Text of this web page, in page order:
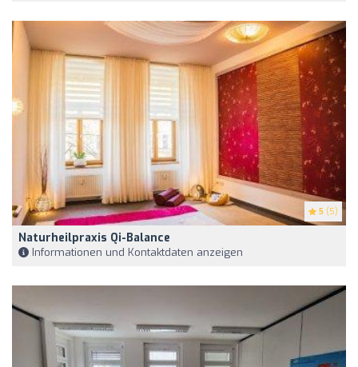
5 (5)
Naturheilpraxis Qi-Balance
Informationen und Kontaktdaten anzeigen